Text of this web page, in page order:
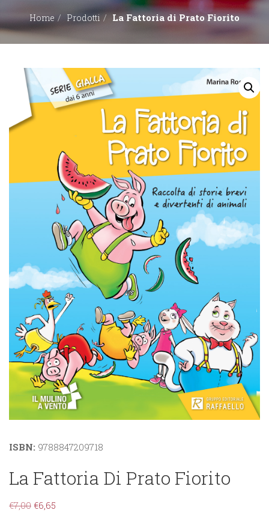
EDITORI
LIBRERIE
Home Prodotti La Fattoria di Prato Fiorito
ISBN: 9788847209718
La Fattoria Di Prato Fiorito
€7,00 €6,65